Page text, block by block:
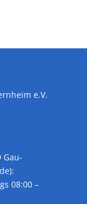
e.V.
Gau-
08:00 –